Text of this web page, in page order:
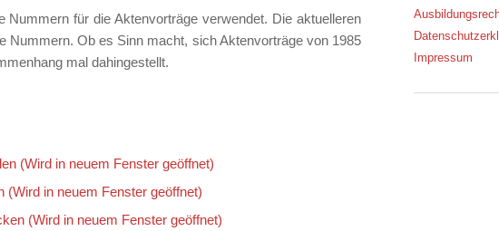
Nummern für die Aktenvorträge verwendet. Die aktuelleren
Nummern. Ob es Sinn macht, sich Aktenvorträge von 1985
mal dahingestellt.
(Wird in neuem Fenster geöffnet)
(Wird in neuem Fenster geöffnet)
(Wird in neuem Fenster geöffnet)
Impressum